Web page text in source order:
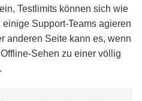
Testlimits können sich wie
Support-Teams agieren
anderen Seite kann es, wenn
Sehen zu einer völlig